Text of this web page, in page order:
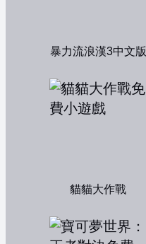
暴力流浪漢3中文版
貓貓大作戰